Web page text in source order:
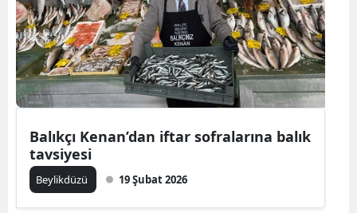
Balıkçı Kenan’dan iftar sofralarına balık
tavsiyesi
Beylikdüzü 19 Şubat 2026